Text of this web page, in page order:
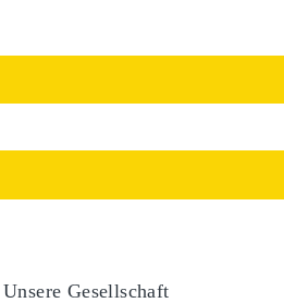
Unsere Gesellschaft